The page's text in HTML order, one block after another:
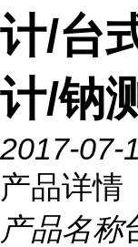
计/台
计/钠
2017-07-
产品详情
产品名称